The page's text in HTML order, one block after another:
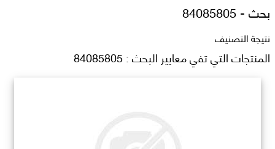
بحث -84085805
نتيجة التصنيف
المنتجات التي تفي معايير البحث : 84085805